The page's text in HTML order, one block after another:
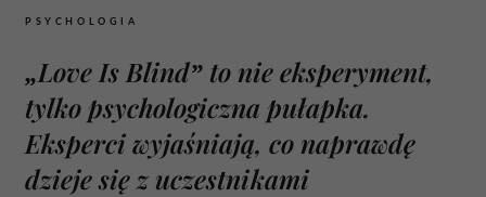
PSYCHOLOGIA
„Love Is Blind” to nie eksperyment,
tylko psychologiczna pułapka.
Eksperci wyjaśniają, co naprawdę
dzieje się z uczestnikami